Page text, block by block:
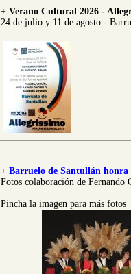
+ Verano Cultural 2026 -
24 de julio y 11 de agosto -
+ Barruelo de Santullán honra
Fotos colaboración de Fernando
Pincha la imagen para más fotos